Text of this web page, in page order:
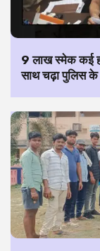
9 लाख स्मेक कई
साथ चढ़ा पुलिस